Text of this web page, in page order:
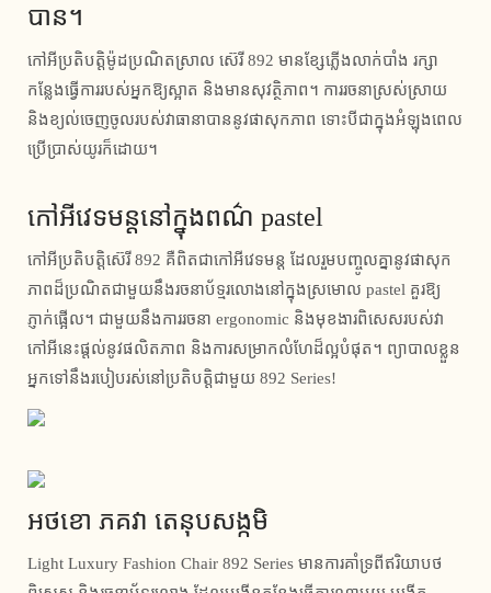
បាន។
កៅអីប្រតិបត្តិម៉ូដប្រណិតស្រាល ស៊េរី 892 មានខ្សែភ្លើងលាក់បាំង រក្សា
កន្លែងធ្វើការរបស់អ្នកឱ្យស្អាត និងមានសុវត្ថិភាព។ ការរចនាស្រស់ស្រាយ
និងខ្យល់ចេញចូលរបស់វាធានាបាននូវផាសុកភាព ទោះបីជាក្នុងអំឡុងពេល
ប្រើប្រាស់យូរក៏ដោយ។
កៅអីវេទមន្តនៅក្នុងពណ៌ pastel
កៅអីប្រតិបត្តិស៊េរី 892 គឺពិតជាកៅអីវេទមន្ត ដែលរួមបញ្ចូលគ្នានូវផាសុក
ភាពដ៏ប្រណិតជាមួយនឹងរចនាប័ទ្មរលោងនៅក្នុងស្រមោល pastel គួរឱ្យ
ភ្ញាក់ផ្អើល។ ជាមួយនឹងការរចនា ergonomic និងមុខងារពិសេសរបស់វា
កៅអីនេះផ្តល់នូវផលិតភាព និងការសម្រាកលំហែដ៏ល្អបំផុត។ ព្យាបាលខ្លួន
អ្នកទៅនឹងរបៀបរស់នៅប្រតិបត្តិជាមួយ 892 Series!
អថខោ ភគវា តេនុបសង្កមិ
Light Luxury Fashion Chair 892 Series មានការគាំទ្រពីឥរិយាបថ